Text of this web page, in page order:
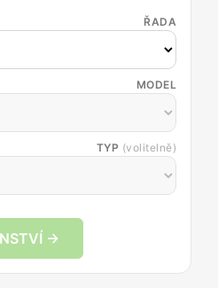
ŘADA
MODEL
TYP (volitelně)
→